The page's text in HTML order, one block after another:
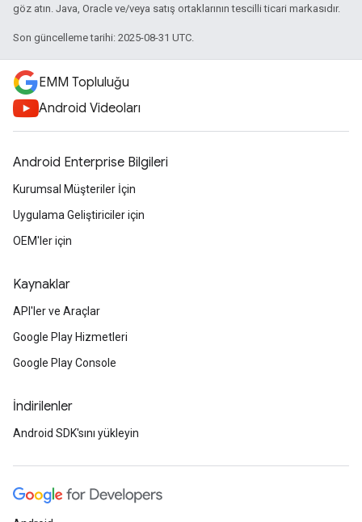
göz atın. Java, Oracle ve/veya satış ortaklarının tescilli ticari markasıdır.
Son güncelleme tarihi: 2025-08-31 UTC.
EMM Topluluğu
Android Videoları
Android Enterprise Bilgileri
Kurumsal Müşteriler İçin
Uygulama Geliştiriciler için
OEM'ler için
Kaynaklar
API'ler ve Araçlar
Google Play Hizmetleri
Google Play Console
İndirilenler
Android SDK'sını yükleyin